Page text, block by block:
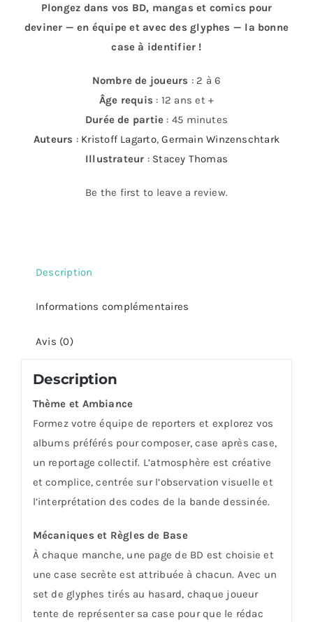
Plongez dans vos BD, mangas et comics pour
deviner — en équipe et avec des glyphes — la bonne
case à identifier !
Nombre de joueurs : 2 à 6
Âge requis : 12 ans et +
Durée de partie : 45 minutes
Auteurs : Kristoff Lagarto,Germain Winzenschtark
Illustrateur : Stacey Thomas
Be the first to leave a review.
Description
Informations complémentaires
Avis (0)
Description
Thème et Ambiance
Formez votre équipe de reporters et explorez vos
albums préférés pour composer, case après case,
un reportage collectif. L’atmosphère est créative
et complice, centrée sur l’observation visuelle et
l’interprétation des codes de la bande dessinée.
Mécaniques et Règles de Base
À chaque manche, une page de BD est choisie et
une case secrète est attribuée à chacun. Avec un
set de glyphes tirés au hasard, chaque joueur
tente de représenter sa case pour que le rédac